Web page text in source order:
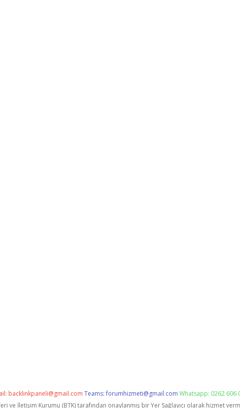
backlinkpaneli@gmail.com Teams:forumhizmeti@gmail.com Whatsapp: 0262 606
ve İletişim Kurumu (BTK) tarafından onaylanmış bir Yer Sağlayıcı olarak hizmet